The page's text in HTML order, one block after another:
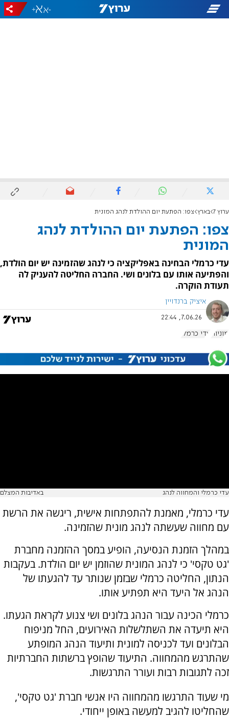
-
+
ערוץ 7 בארץ צפו: הפתעת יום ההולדת לנהג המונית
צפו: הפתעת יום ההולדת לנהג
המונית
עדי כרמלי הבחינה באפליקציה כי לנהג שהזמינה יש יום הולדת,
והפתיעה אותו עם בלונים ושי. החברה החליטה להעניק לה
תעודת הוקרה.
איציק ברנדויין
7.06.26, 22:44
מוניות עדי כרמלי
עדי כרמלי והמחווה לנהג באדיבות המצלם
עדי כרמלי, מאמנת להתפתחות אישית, ריגשה את הרשת
עם מחווה שעשתה לנהג מונית שהזמינה.
במהלך הזמנת הנסיעה, הופיע במסך ההזמנה מחברת
'גט טקסי' כי לנהג המונית שהוזמן יש יום הולדת. בעקבות
הנתון, החליטה כרמלי שבזמן שנותר עד להגעתו של
הנהג אל היעד היא תפתיע אותו.
כרמלי הכינה עבור הנהג בלונים ושי צנוע לקראת הגעתו.
היא תיעדה את השתלשלות האירועים, החל מניפוח
הבלונים ועד לכניסה למונית ותיעוד הנהג המופתע
שהתרגש מהמחווה. התיעוד שהופץ ברשתות החברתיות
זכה לתגובות רבות ועורר התרגשות.
מי שעוד התרגשו מהמחווה היו אנשי חברת 'גט טקסי',
שהחליטו להגיב למעשה באופן ייחודי.